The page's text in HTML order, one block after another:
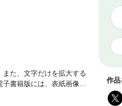
作品
た、文字だけを拡大する
書籍版には、表紙画像や
の画像が修正されている